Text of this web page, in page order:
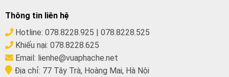
Thông tin liên hệ
Hotline: 078.8228.925 | 078.8228.525
Khiếu nại: 078.8228.625
Email: lienhe@vuaphache.net
Địa chỉ: 77 Tây Trà, Hoàng Mai, Hà Nội